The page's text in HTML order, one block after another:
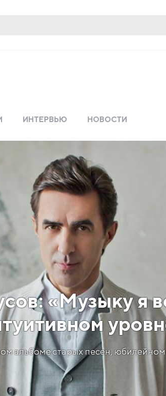
ИНТЕРВЬЮ НОВОСТИ
«Музыку я
альбоме старых песен, юбилейном